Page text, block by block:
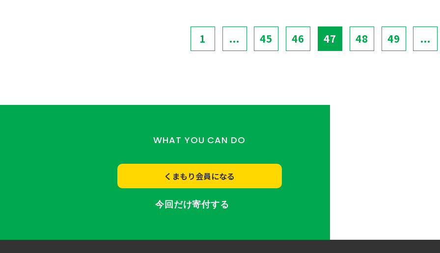
1 ... 45 46 47 48 49 ...
WHAT YOU CAN DO
くまもり会員になる
今回だけ寄付する